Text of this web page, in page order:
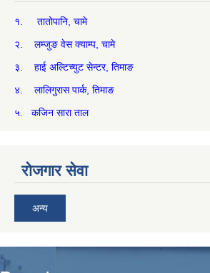
१. तातोपानि, चामे
२. लम्जुङ वेस क्याम्प, चामे
३. हाई अल्टिच्युट सेन्टर, तिमाङ
४. लालिगुरास पार्क, तिमाङ
५. कजिन सारा ताल
रोजगार सेवा
अन्य